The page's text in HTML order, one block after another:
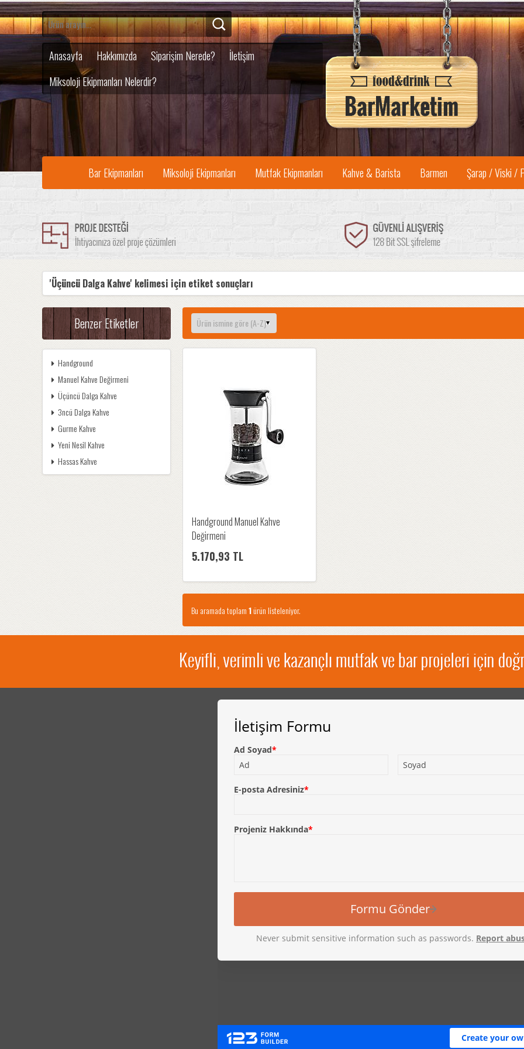
Anasayfa Hakkımızda Siparişim Nerede?
İletişim
Miksoloji Ekipmanları Nelerdir?
Bar Ekipmanları Miksoloji Ekipmanları Mutfak Ekipmanları Kahve & Barista Barmen Şarap / Viski /
'Üçüncü Dalga Kahve' kelimesi için etiket sonuçları
Benzer Etiketler
Handground
Manuel Kahve Değirmeni
Üçüncü Dalga Kahve
3ncü Dalga Kahve
Gurme Kahve
Yeni Nesil Kahve
Hassas Kahve
Handground Manuel Kahve
Değirmeni
5.170,93 TL
Bu aramada toplam1ürün listeleniyor.